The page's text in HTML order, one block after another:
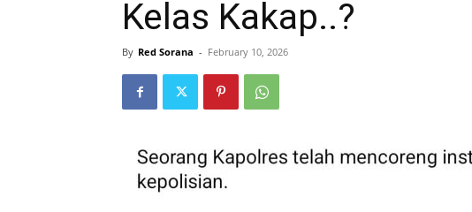
Kelas Kakap..?
By Red Sorana - February 10, 2026